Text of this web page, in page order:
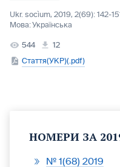
Ukr. socìum, 2019, 2(69): 142-
Мова:Українська
544
12
Стаття(УКР)(.pdf)
НОМЕРИ ЗА
№ 1(68) 2019